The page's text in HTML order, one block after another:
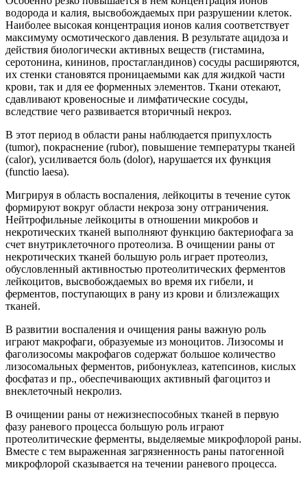
водорода и калия, высвобождаемых при разрушении клеток.
Наиболее высокая концентрация ионов калия соответствует
максимуму осмотического давления. В результате ацидоза и
действия биологически активных веществ (гистамина,
серотонина, кининов, простагландинов) сосуды расширяются,
их стенки становятся проницаемыми как для жидкой части
крови, так и для ее форменных элементов. Ткани отекают,
сдавливают кровеносные и лимфатические сосуды,
вследствие чего развивается вторичный некроз.
В этот период в области раны наблюдается припухлость
(tumor), покраснение (rubor), повышение температуры тканей
(calor), усиливается боль (dolor), нарушается их функция
(functio laesa).
Мигрируя в область воспаления, лейкоциты в течение суток
формируют вокруг области некроза зону отграничения.
Нейтрофильные лейкоциты в отношении микробов и
некротических тканей выполняют функцию бактериофага за
счет внутриклеточного протеолиза. В очищении раны от
некротических тканей большую роль играет протеолиз,
обусловленный активностью протеолитических ферментов
лейкоцитов, высвобождаемых во время их гибели, и
ферментов, поступающих в рану из крови и близлежащих
тканей.
В развитии воспаления и очищения раны важную роль
играют макрофаги, образуемые из моноцитов. Лизосомы и
фаголизосомы макрофагов содержат большое количество
лизосомальных ферментов, рибонуклеаз, катепсинов, кислых
фосфатаз и пр., обеспечивающих активный фагоцитоз и
внеклеточный некролиз.
В очищении раны от нежизнеспособных тканей в первую
фазу раневого процесса большую роль играют
протеолитические ферменты, выделяемые микрофлорой раны.
Вместе с тем выраженная загрязненность раны патогенной
микрофлорой сказывается на течении раневого процесса.